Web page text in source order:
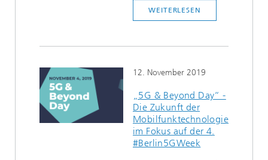
WEITERLESEN
12. November 2019
„5G & Beyond Day“ -
Die Zukunft der
Mobilfunktechnologie
im Fokus auf der 4.
#Berlin5GWeek